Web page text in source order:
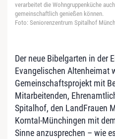
verarbeitet die Wohngruppenküche
gemeinschaftlich genießen können.
Foto: Seniorenzentrum Spitalhof
Der neue Bibelgarten in der
Evangelischen Altenheimat
Gemeinschaftsprojekt mit
Mitarbeitenden,
Spitalhof, den LandFrauen
Korntal-Münchingen mit
Sinne anzusprechen – wie